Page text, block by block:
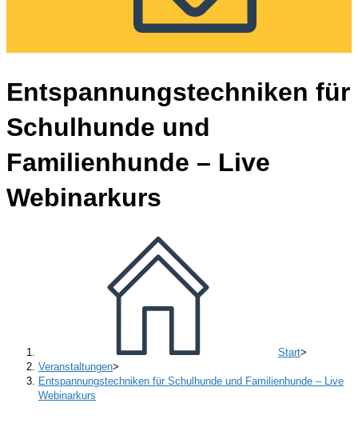
Entspannungstechniken für
Schulhunde und
Familienhunde – Live
Webinarkurs
Start>
Veranstaltungen>
Entspannungstechniken für Schulhunde und Familienhunde – Live
Webinarkurs